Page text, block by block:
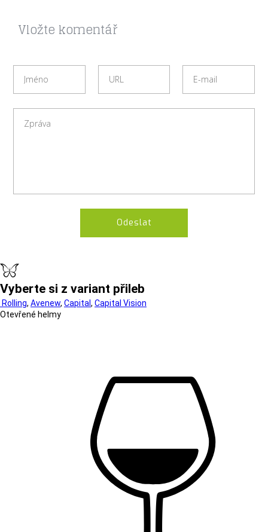
Vložte komentář
Odeslat
Vyberte si z variant přileb
Rolling, Avenew, Capital, Capital Vision
Otevřené helmy